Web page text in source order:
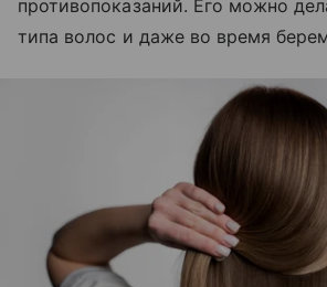
противопоказаний. Его можно
типа волос и даже во время